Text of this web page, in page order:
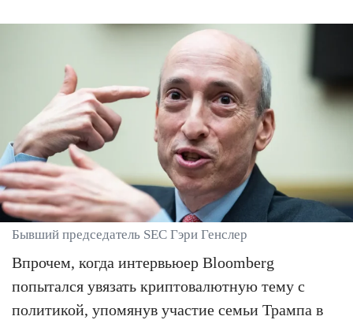
Бывший председатель SEC Гэри Генслер
Впрочем, когда интервьюер Bloomberg
попытался увязать криптовалютную тему с
политикой, упомянув участие семьи Трампа в